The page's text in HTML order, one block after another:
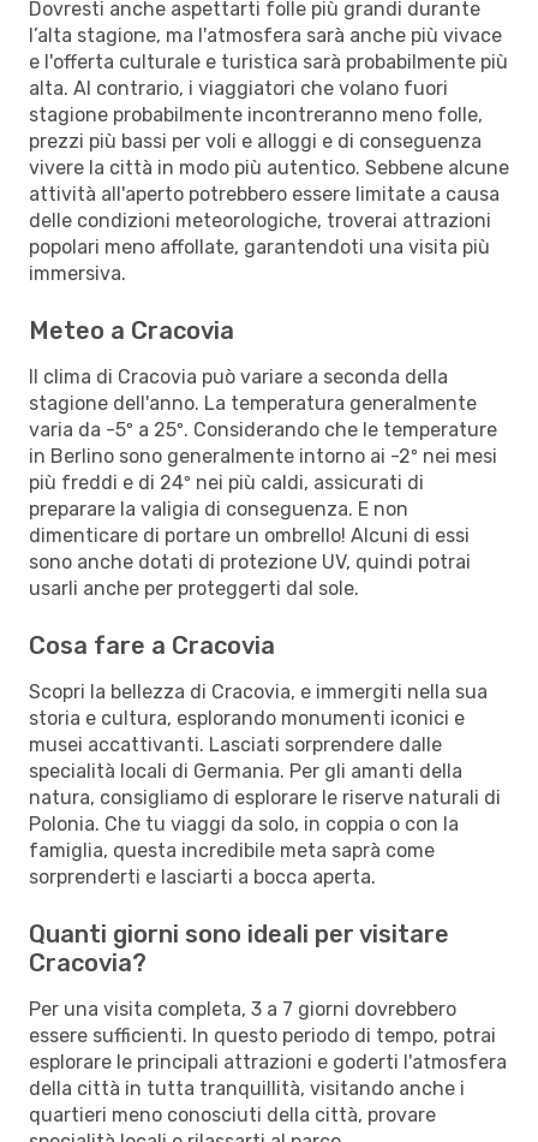
Dovresti anche aspettarti folle più grandi durante
l’alta stagione, ma l'atmosfera sarà anche più vivace
e l'offerta culturale e turistica sarà probabilmente più
alta. Al contrario, i viaggiatori che volano fuori
stagione probabilmente incontreranno meno folle,
prezzi più bassi per voli e alloggi e di conseguenza
vivere la città in modo più autentico. Sebbene alcune
attività all'aperto potrebbero essere limitate a causa
delle condizioni meteorologiche, troverai attrazioni
popolari meno affollate, garantendoti una visita più
immersiva.
Meteo a Cracovia
Il clima di Cracovia può variare a seconda della
stagione dell'anno. La temperatura generalmente
varia da -5º a 25º. Considerando che le temperature
in Berlino sono generalmente intorno ai -2º nei mesi
più freddi e di 24º nei più caldi, assicurati di
preparare la valigia di conseguenza. E non
dimenticare di portare un ombrello! Alcuni di essi
sono anche dotati di protezione UV, quindi potrai
usarli anche per proteggerti dal sole.
Cosa fare a Cracovia
Scopri la bellezza di Cracovia, e immergiti nella sua
storia e cultura, esplorando monumenti iconici e
musei accattivanti. Lasciati sorprendere dalle
specialità locali di Germania. Per gli amanti della
natura, consigliamo di esplorare le riserve naturali di
Polonia. Che tu viaggi da solo, in coppia o con la
famiglia, questa incredibile meta saprà come
sorprenderti e lasciarti a bocca aperta.
Quanti giorni sono ideali per visitare
Cracovia?
Per una visita completa, 3 a 7 giorni dovrebbero
essere sufficienti. In questo periodo di tempo, potrai
esplorare le principali attrazioni e goderti l'atmosfera
della città in tutta tranquillità, visitando anche i
quartieri meno conosciuti della città, provare